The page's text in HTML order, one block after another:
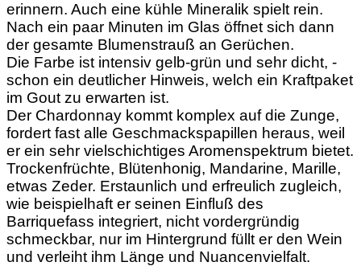
erinnern. Auch eine kühle Mineralik spielt rein.
Nach ein paar Minuten im Glas öffnet sich dann
der gesamte Blumenstrauß an Gerüchen.
Die Farbe ist intensiv gelb-grün und sehr dicht, -
schon ein deutlicher Hinweis, welch ein Kraftpaket
im Gout zu erwarten ist.
Der Chardonnay kommt komplex auf die Zunge,
fordert fast alle Geschmackspapillen heraus, weil
er ein sehr vielschichtiges Aromenspektrum bietet.
Trockenfrüchte, Blütenhonig, Mandarine, Marille,
etwas Zeder. Erstaunlich und erfreulich zugleich,
wie beispielhaft er seinen Einfluß des
Barriquefass integriert, nicht vordergründig
schmeckbar, nur im Hintergrund füllt er den Wein
und verleiht ihm Länge und Nuancenvielfalt.